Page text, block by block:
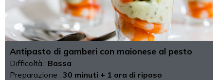
Antipasto di gamberi con maionese al pesto
Difficoltà : Bassa
Preparazione : 30 minuti + 1 ora di riposo